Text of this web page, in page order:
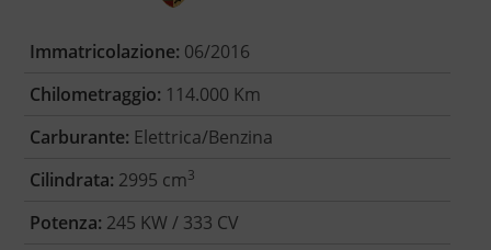
Immatricolazione: 06/2016
Chilometraggio: 114.000 Km
Carburante: Elettrica/Benzina
Cilindrata: 2995 cm3
Potenza: 245 KW / 333 CV